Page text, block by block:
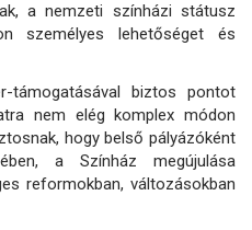
a nemzeti színházi státusz
személyes lehetőséget és
támogatásával biztos pontot
nem elég komplex módon
hogy belső pályázóként
a Színház megújulása
reformokban, változásokban